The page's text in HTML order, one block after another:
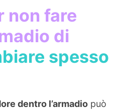
non fare
di
spesso
dentro l’armadio può